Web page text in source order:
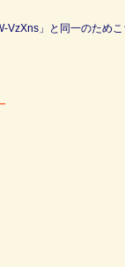
」と同一のため